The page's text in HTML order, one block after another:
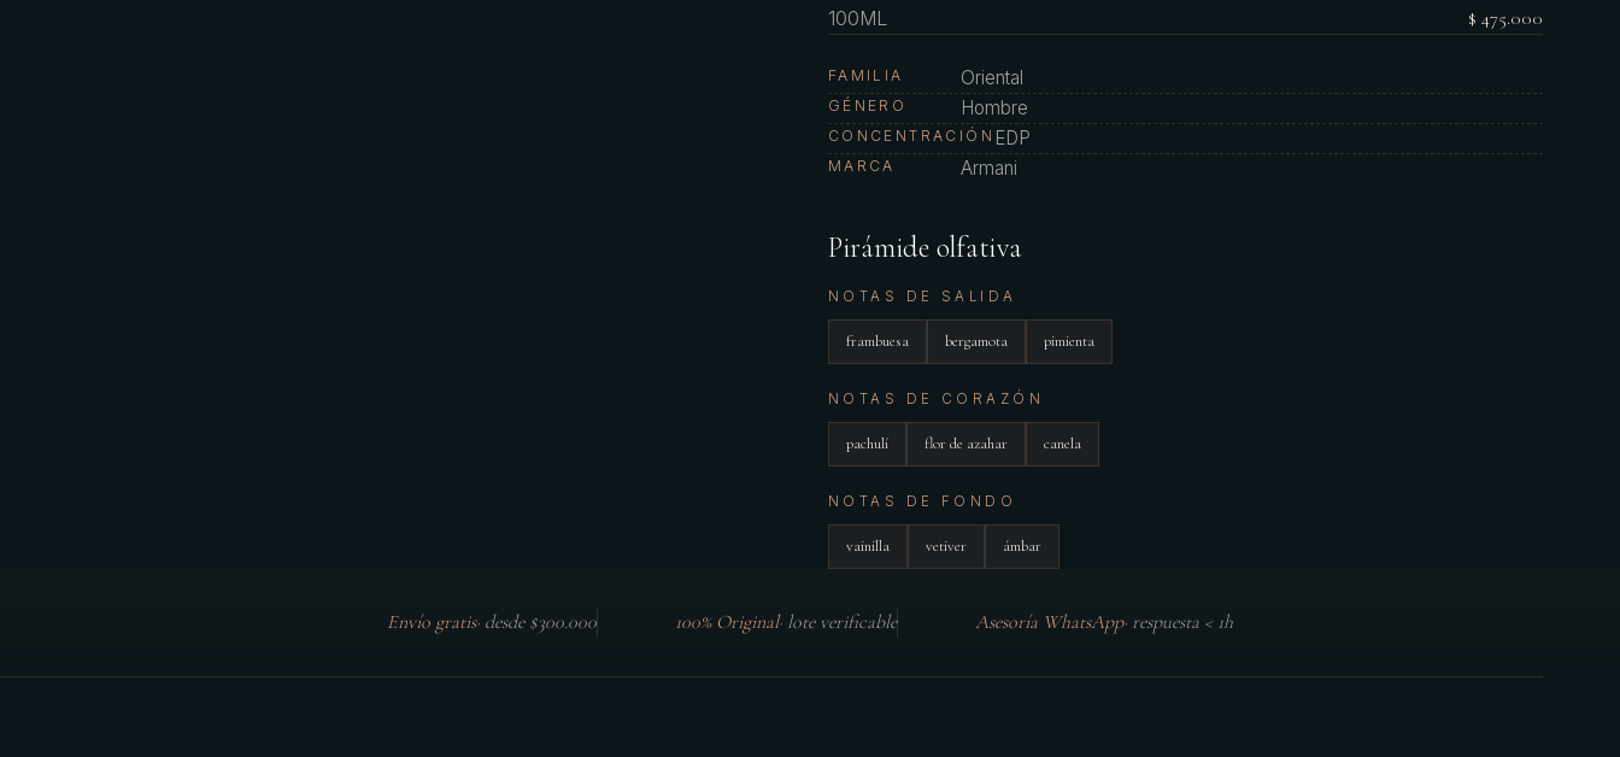
100ML
$ 475.000
FAMILIA Oriental
GÉNERO Hombre
CONCENTRACIÓN EDP
MARCA Armani
Pirámide olfativa
NOTAS DE SALIDA
frambuesa bergamota pimienta
NOTAS DE CORAZÓN
pachulí flor de azahar canela
NOTAS DE FONDO
vainilla vetiver ámbar
Envío gratis· desde $300.000 100% Original· lote verificable Asesoría WhatsApp· respuesta < 1h